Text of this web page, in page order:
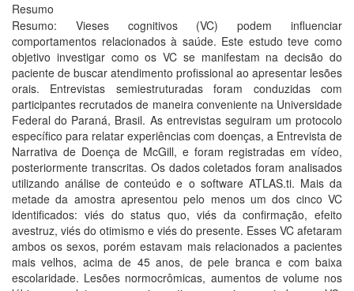
Resumo
Resumo: Vieses cognitivos (VC) podem influenciar
comportamentos relacionados à saúde. Este estudo teve como
objetivo investigar como os VC se manifestam na decisão do
paciente de buscar atendimento profissional ao apresentar lesões
orais. Entrevistas semiestruturadas foram conduzidas com
participantes recrutados de maneira conveniente na Universidade
Federal do Paraná, Brasil. As entrevistas seguiram um protocolo
específico para relatar experiências com doenças, a Entrevista de
Narrativa de Doença de McGill, e foram registradas em vídeo,
posteriormente transcritas. Os dados coletados foram analisados
utilizando análise de conteúdo e o software ATLAS.ti. Mais da
metade da amostra apresentou pelo menos um dos cinco VC
identificados: viés do status quo, viés da confirmação, efeito
avestruz, viés do otimismo e viés do presente. Esses VC afetaram
ambos os sexos, porém estavam mais relacionados a pacientes
mais velhos, acima de 45 anos, de pele branca e com baixa
escolaridade. Lesões normocrômicas, aumentos de volume nos